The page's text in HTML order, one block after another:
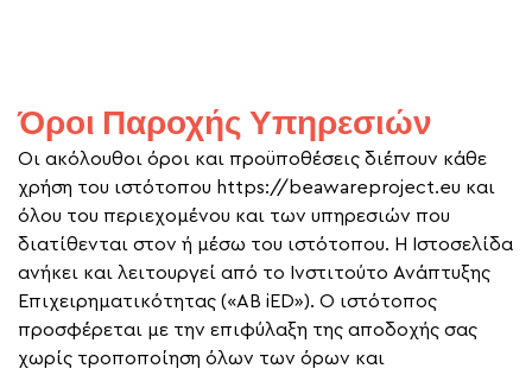
Όροι Παροχής Υπηρεσιών
Οι ακόλουθοι όροι και προϋποθέσεις διέπουν κάθε
χρήση του ιστότοπου https://beawareproject.eu και
όλου του περιεχομένου και των υπηρεσιών που
διατίθενται στον ή μέσω του ιστότοπου. Η Ιστοσελίδα
ανήκει και λειτουργεί από το Ινστιτούτο Ανάπτυξης
Επιχειρηματικότητας («AB iED»). Ο ιστότοπος
προσφέρεται με την επιφύλαξη της αποδοχής σας
χωρίς τροποποίηση όλων των όρων και